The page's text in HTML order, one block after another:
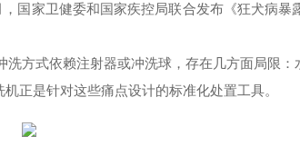
，国家卫健委和国家疾控局联合发布《狂犬病
洗方式依赖注射器或冲洗球，存在几方面局限
正是针对这些痛点设计的标准化处置工具。